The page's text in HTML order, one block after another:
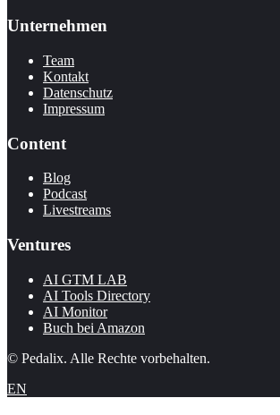
Unternehmen
Team
Kontakt
Datenschutz
Impressum
Content
Blog
Podcast
Livestreams
Ventures
AI GTM LAB
AI Tools Directory
AI Monitor
Buch bei Amazon
© Pedalix. Alle Rechte vorbehalten.
EN